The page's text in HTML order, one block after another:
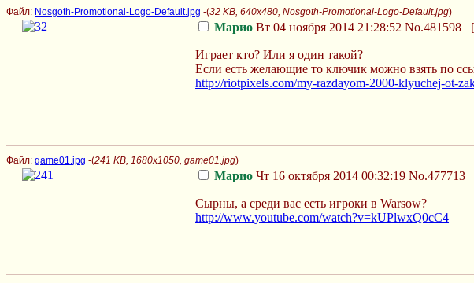
Файл: Nosgoth-Promotional-Logo-Default.jpg -(32 KB, 640x480, Nosgoth-Promotional-Logo-Default.jpg)
Марио Вт 04 ноября 2014 21:28:52 No.481598 [
Играет кто? Или я один такой?
Если есть желающие то ключик можно взять по
http://riotpixels.com/my-razdayom-2000-klyuchej-ot-
Файл: game01.jpg -(241 KB, 1680x1050, game01.jpg)
Марио Чт 16 октября 2014 00:32:19 No.477713
Сырны, а среди вас есть игроки в Warsow?
http://www.youtube.com/watch?v=kUPlwxQ0cC4